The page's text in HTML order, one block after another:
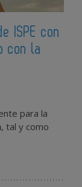
ISPE con
con la
para la
, tal y como